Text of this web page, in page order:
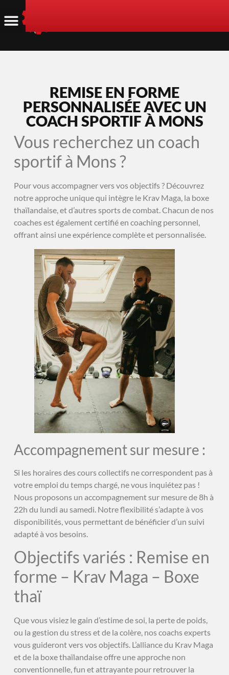
REMISE EN FORME
PERSONNALISÉE AVEC UN
COACH SPORTIF À MONS
Vous recherchez un coach
sportif à Mons ?
Pour vous accompagner vers vos objectifs ? Découvrez
notre approche unique qui intègre le Krav Maga, la boxe
thaïlandaise, et d’autres sports de combat. Chacun de nos
coaches est également certifié en coaching personnel,
offrant ainsi une expérience complète et personnalisée.
Accompagnement sur mesure :
Si les horaires des cours collectifs ne correspondent pas à
votre emploi du temps chargé, ne vous inquiétez pas !
Nous proposons un accompagnement sur mesure de 8h à
22h du lundi au samedi. Notre flexibilité s’adapte à vos
disponibilités, vous permettant de bénéficier d’un suivi
adapté à vos besoins.
Objectifs variés : Remise en
forme – Krav Maga – Boxe
thaï
Que vous visiez le gain d’estime de soi, la perte de poids,
ou la gestion du stress et de la colère, nos coachs experts
vous guideront vers vos objectifs. L’alliance du Krav Maga
et de la boxe thaïlandaise offre une approche non
conventionnelle, fun et attrayante pour retrouver la